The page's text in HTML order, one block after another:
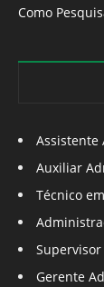
Como
Auxiliar
Técnico
Gerente